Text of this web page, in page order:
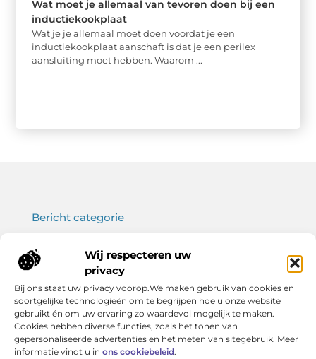
Wij respecteren uw
privacy
Bij ons staat uw privacy voorop.We maken gebruik van cookies en
soortgelijke technologieën om te begrijpen hoe u onze website
gebruikt én om uw ervaring zo waardevol mogelijk te maken.
Cookies hebben diverse functies, zoals het tonen van
gepersonaliseerde advertenties en het meten van sitegebruik. Meer
informatie vindt u in ons cookiebeleid.
Wat moet je allemaal van tevoren doen bij een
inductiekookplaat
Wat je je allemaal moet doen voordat je een
inductiekookplaat aanschaft is dat je een perilex
aansluiting moet hebben. Waarom ...
Onze informatie
Bericht categorie